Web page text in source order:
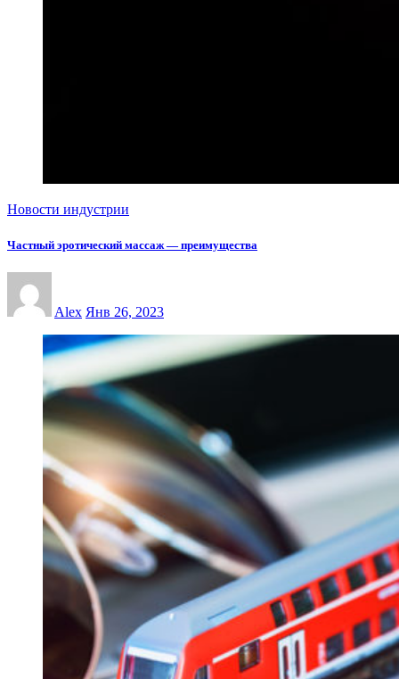
Новости индустрии
Частный эротический массаж — преимущества
Alex Янв 26, 2023